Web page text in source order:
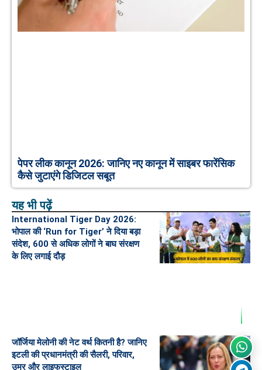
पेपर लीक कानून 2026: जानिए नए कानून में साइबर फारेंसिक
कैसे जुटाएंगे डिजिटल सबूत
यह भी पढ़ें
International Tiger Day 2026:
भोपाल की ‘Run for Tiger’ ने दिया बड़ा
संदेश, 600 से अधिक लोगों ने बाघ संरक्षण
के लिए लगाई दौड़
जॉर्जिया मेलोनी की नेट वर्थ कितनी है? जानिए
इटली की प्रधानमंत्री की सैलरी, परिवार,
उम्र और लाइफस्टाइल